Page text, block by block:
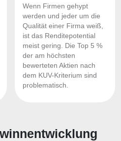
Wenn Firmen gehypt
werden und jeder um die
Qualität einer Firma weiß,
ist das Renditepotential
meist gering. Die Top 5 %
der am höchsten
bewerteten Aktien nach
dem KUV-Kriterium sind
problematisch.